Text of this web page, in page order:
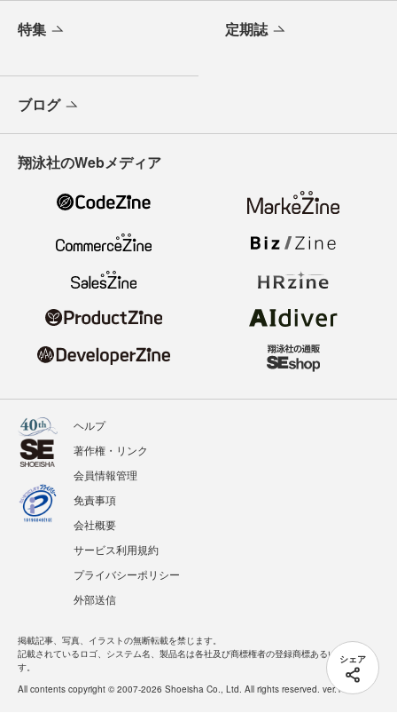
シェア
特集 定期誌
ブログ
翔泳社のWebメディア
ヘルプ
著作権・リンク
会員情報管理
免責事項
会社概要
サービス利用規約
プライバシーポリシー
外部送信
掲載記事、写真、イラストの無断転載を禁じます。
記載されているロゴ、システム名、製品名は各社及び商標権者の登録商標あるいは商標で
す。
All contents copyright © 2007-2026 Shoeisha Co., Ltd. All rights reserved. ver.1.5